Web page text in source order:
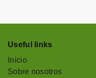
Useful links
Inicio
Sobre nosotros